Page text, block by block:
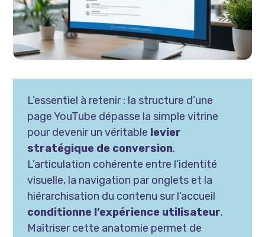
L’essentiel à retenir : la structure d’une
page YouTube dépasse la simple vitrine
pour devenir un véritable levier
stratégique de conversion.
L’articulation cohérente entre l’identité
visuelle, la navigation par onglets et la
hiérarchisation du contenu sur l’accueil
conditionne l’expérience utilisateur.
Maîtriser cette anatomie permet de